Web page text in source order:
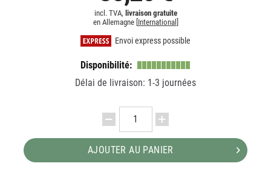
incl. TVA, livraison gratuite
en Allemagne [ International
Envoi express possible
Disponibilité:
Délai de livraison: 1-3 journées
AJOUTER AU PANIER